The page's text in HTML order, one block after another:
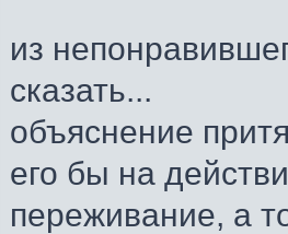
из
сказать...
объяснение
его бы на
переживание, а